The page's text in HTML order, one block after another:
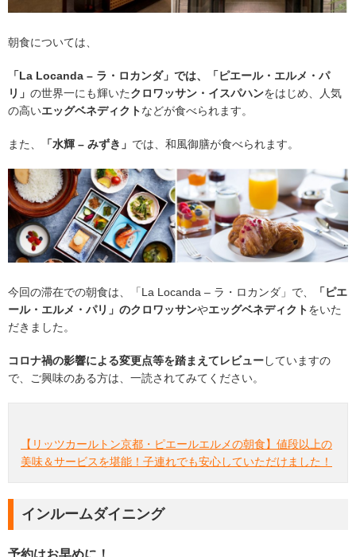
朝食については、
「La Locanda – ラ・ロカンダ」では、
「ピエール・エルメ・パ
リ」 の世界一にも輝いたクロワッサン・イスパハンをはじめ、人気
の高いエッグベネディクトなどが食べられます。
また、 「水輝 – みずき」 では、和風御膳が食べられます。
今回の滞在での朝食は、「La Locanda – ラ・ロカンダ」で、
「ピエ
ール・エルメ・パリ」のクロワッサンやエッグベネディクトをいた
だきました。
コロナ禍の影響による変更点等を踏まえてレビューしていますの
で、ご興味のある方は、一読されてみてください。
【リッツカールトン京都・ピエールエルメの朝食】値段以上の
美味＆サービスを堪能！子連れでも安心していただけました！
インルームダイニング
予約はお早めに！